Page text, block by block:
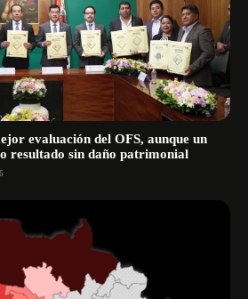
evaluación del OFS, aunque un
resultado sin daño patrimonial